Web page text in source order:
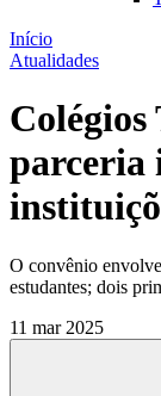
Início
Atualidades
Colégios
parceria
O convênio
estudantes; dois
11 mar 2025